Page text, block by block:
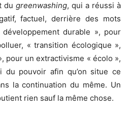
du greenwashing, qui a réussi à
factuel, derrière des mots
développement durable », pour
« transition écologique »,
pour un extractivisme « écolo »,
du pouvoir afin qu’on situe ce
la continuation du même. Un
rien sauf la même chose.